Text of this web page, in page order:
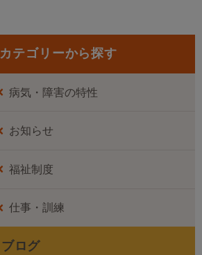
カテゴリーから探す
病気・障害の特性
お知らせ
福祉制度
仕事・訓練
ブログ